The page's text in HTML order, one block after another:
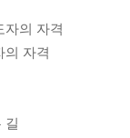
자의 자격
의 자격
길